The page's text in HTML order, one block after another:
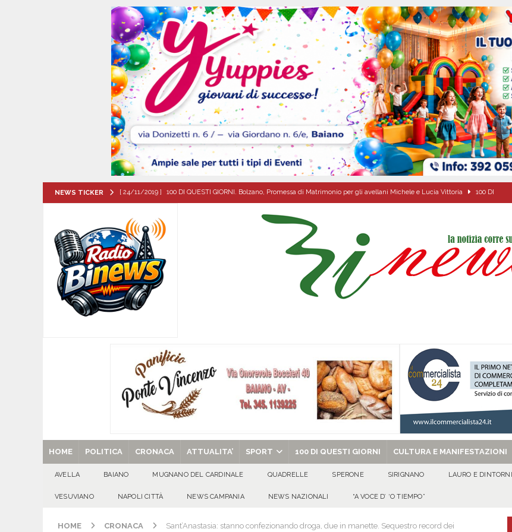
NEWS TICKER [ 24/11/2019 ] 100 DI QUESTI GIORNI. Bolzano, Promessa di Matrimonio per gli avellani Michele e Lucia Vittoria 100 DI
[ 09/08/2026 ] Flumeri, ieri 8 agosto ’26 l’alzata del nuovo “Giglio“ di grano. ALTA IRPINIA
[ 09/08/2026 ] MUGNANO DEL CARDINALE. Chi era Carmine Colucci, il 60enne morto tragicamente nel giorno della festa di
Santa Filomena
[ 09/08/2026 ] Baiano, smarrito un Chihuahua: l’appello per ritrovarlo ATTUALITA'
[ 09/08/2026 ]
[ 09/08/2026 ] Mugnano del Cardinale, tragedia nel giorno di Santa Filomena: muore il 60enne Carmine Colucci
ATTUALITA'
[ 29/08/2025 ] SANT’Oggi. Venerdì 29 agosto la chiesa celebra il Martirio di san Giovanni Battista e santa Sabina EVIDENZA
HOME POLITICA CRONACA ATTUALITA’ SPORT 100 DI QUESTI GIORNI CULTURA E MANIFESTAZIONI
AVELLA BAIANO MUGNANO DEL CARDINALE QUADRELLE SPERONE SIRIGNANO LAURO E DINTORNI
VESUVIANO NAPOLI CITTÀ NEWS CAMPANIA NEWS NAZIONALI “A VOCE D’ ‘O TIEMPO”
HOME CRONACA Sant’Anastasia: stanno confezionando droga, due in manette. Sequestro record dei